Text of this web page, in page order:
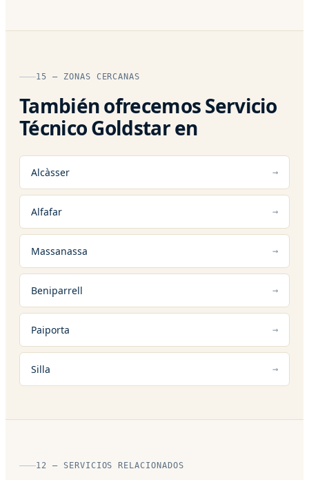
15 — ZONAS CERCANAS
También ofrecemos Servicio
Técnico Goldstar en
Alcàsser
Alfafar
Massanassa
Beniparrell
Paiporta
Silla
12 — SERVICIOS RELACIONADOS